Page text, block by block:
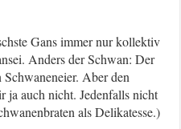
Gans immer nur kollektiv
Anders der Schwan: Der
Schwaneneier. Aber den
ja auch nicht. Jedenfalls nicht
als Delikatesse.)